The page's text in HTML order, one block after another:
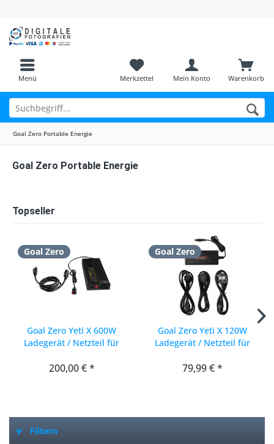
Menü Warenkorb
Merkzettel Mein Konto
Goal Zero Portable Energie
Goal Zero Portable Energie
Topseller
Goal Zero
Goal Zero Yeti X 600W
Ladegerät / Netzteil für
200,00 € *
Goal Zero
Goal Zero Yeti X 120W
Ladegerät / Netzteil für
79,99 € *
Filtern